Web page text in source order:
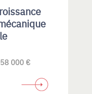
58 000 €